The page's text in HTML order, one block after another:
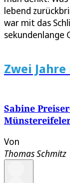
lebend
war mit das
sekundenlange
Zwei
Sabine
Von
Thomas Schmitz